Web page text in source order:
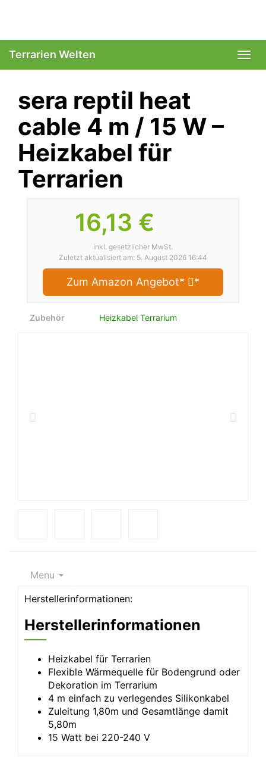
Terrarien Welten
sera reptil heat
cable 4 m / 15 W –
Heizkabel für
Terrarien
16,13 €
inkl. gesetzlicher MwSt.
Zuletzt aktualisiert am: 5. August 2026 16:44
Zum Amazon Angebot* *
Zubehör Heizkabel Terrarium
Menu
Herstellerinformationen:
Herstellerinformationen
Heizkabel für Terrarien
Flexible Wärmequelle für Bodengrund oder
Dekoration im Terrarium
4 m einfach zu verlegendes Silikonkabel
Zuleitung 1,80m und Gesamtlänge damit
5,80m
15 Watt bei 220-240 V